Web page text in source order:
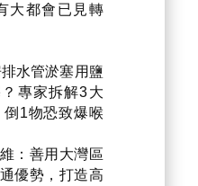
大都會已見轉
水管淤塞用鹽
專家拆解3大
倒1物恐致爆喉
：善用大灣區
優勢，打造高